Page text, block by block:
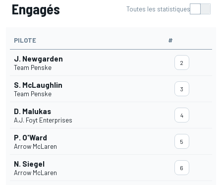
Engagés Toutes les statistiques
PILOTE #
J. Newgarden
Team Penske
2
S. McLaughlin
Team Penske
3
D. Malukas
A.J. Foyt Enterprises
4
P. O'Ward
Arrow McLaren
5
N. Siegel
Arrow McLaren
6